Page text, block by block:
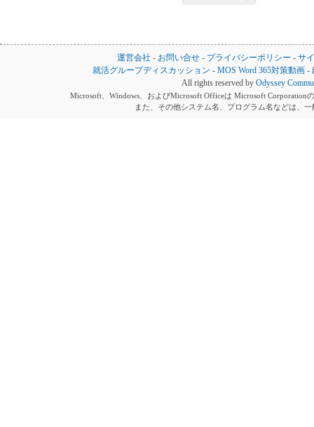
運営会社 - お問い合せ - プライバシーポリシー - サ
就活グループディスカッション -MOS Word 365対策動画 -
All rights reserved by Odyssey
Microsoft、Windows、およびMicrosoft Officeは Microsoft Corporation
また、その他システム名、プログラム名などは、